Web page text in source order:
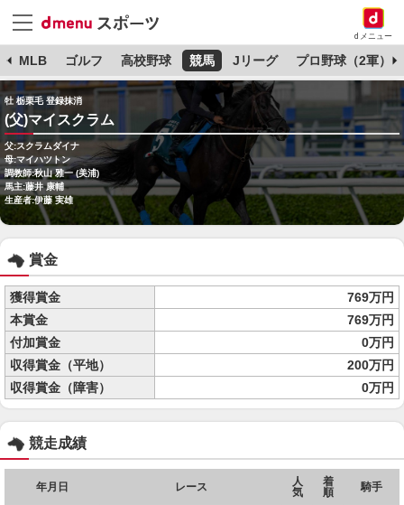
dメニュー
MLB ゴルフ 高校野球 競馬 Jリーグ プロ野球（2軍）
牡 栃栗毛 登録抹消
(父)マイスクラム
父:スクラムダイナ
母:マイハツトン
調教師:秋山 雅一 (美浦)
馬主:藤井 康輔
生産者:伊藤 実雄
賞金
獲得賞金
769万円
本賞金
769万円
付加賞金
0万円
収得賞金（平地）
200万円
収得賞金（障害）
0万円
競走成績
年月日 レース
人
気
着
順
騎手